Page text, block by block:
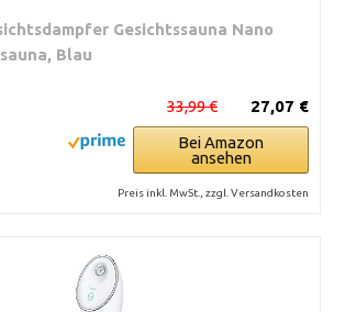
Gesichtssauna Nano
Blau
27,07 €
33,99 €
Bei Amazon
ansehen
Preis inkl. MwSt., zzgl. Versandkosten